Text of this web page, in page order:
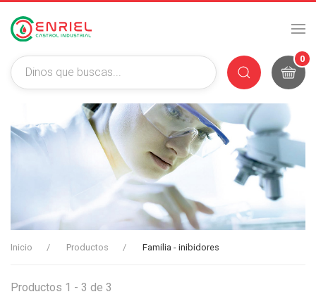
0
Inicio Productos Familia - inibidores
Productos 1 - 3 de 3